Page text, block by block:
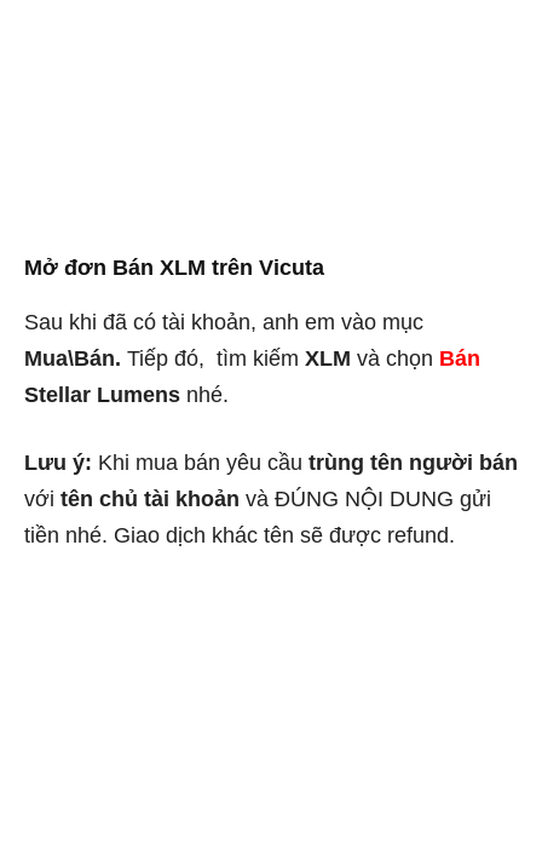
Mở đơn Bán XLM trên Vicuta
Sau khi đã có tài khoản, anh em vào mục
Mua\Bán. Tiếp đó, tìm kiếm XLM và chọn Bán
Stellar Lumens nhé.
Lưu ý: Khi mua bán yêu cầu trùng tên người bán
với tên chủ tài khoản và ĐÚNG NỘI DUNG gửi
tiền nhé. Giao dịch khác tên sẽ được refund.